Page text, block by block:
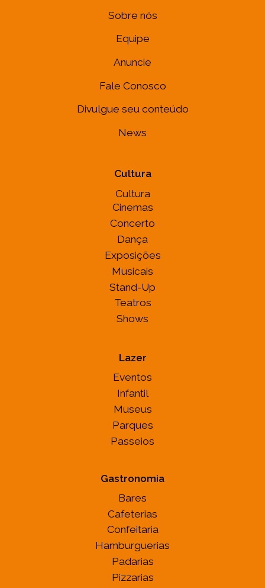
Sobre nós
Equipe
Anuncie
Fale Conosco
Divulgue seu conteúdo
News
Cultura
Cultura
Cinemas
Concerto
Dança
Exposições
Musicais
Stand-Up
Teatros
Shows
Lazer
Eventos
Infantil
Museus
Parques
Passeios
Gastronomia
Bares
Cafeterias
Confeitaria
Hamburguerias
Padarias
Pizzarias